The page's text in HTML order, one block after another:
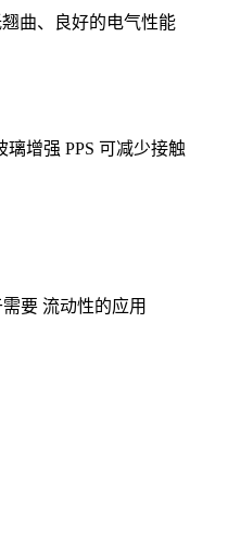
曲、良好的电气性能
璃增强 PPS 可减少接触
要 流动性的应用